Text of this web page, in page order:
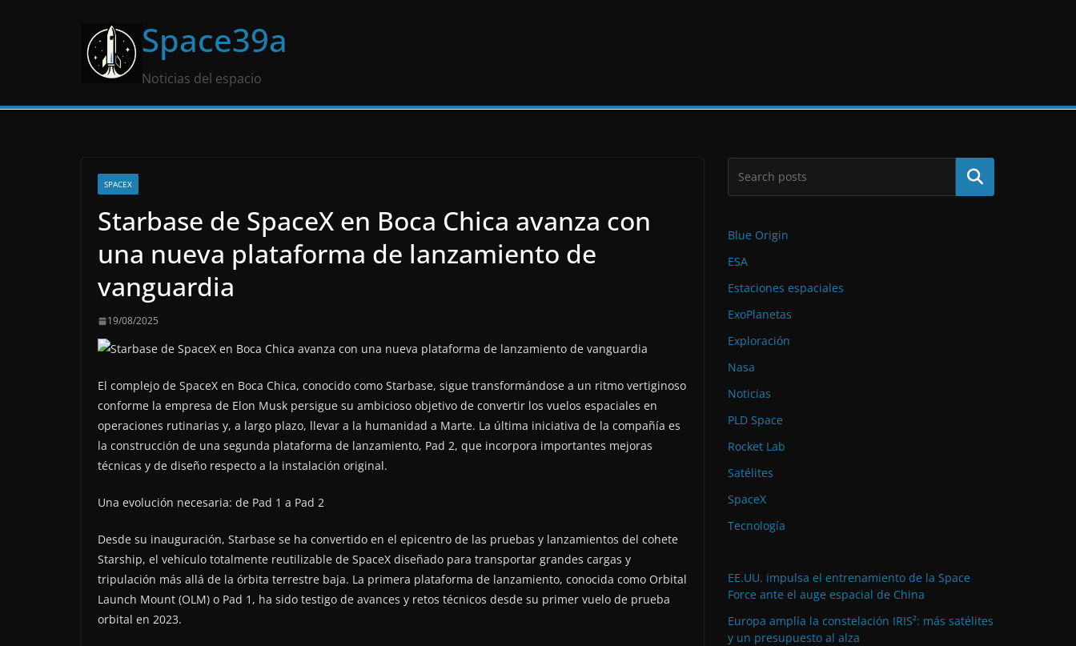
Space39a
Noticias del espacio
SPACEX
Starbase de SpaceX en Boca Chica avanza con
una nueva plataforma de lanzamiento de
vanguardia
19/08/2025
El complejo de SpaceX en Boca Chica, conocido como Starbase, sigue transformándose a un ritmo vertiginoso
conforme la empresa de Elon Musk persigue su ambicioso objetivo de convertir los vuelos espaciales en
operaciones rutinarias y, a largo plazo, llevar a la humanidad a Marte. La última iniciativa de la compañía es
la construcción de una segunda plataforma de lanzamiento, Pad 2, que incorpora importantes mejoras
técnicas y de diseño respecto a la instalación original.
Una evolución necesaria: de Pad 1 a Pad 2
Desde su inauguración, Starbase se ha convertido en el epicentro de las pruebas y lanzamientos del cohete
Starship, el vehículo totalmente reutilizable de SpaceX diseñado para transportar grandes cargas y
tripulación más allá de la órbita terrestre baja. La primera plataforma de lanzamiento, conocida como Orbital
Launch Mount (OLM) o Pad 1, ha sido testigo de avances y retos técnicos desde su primer vuelo de prueba
orbital en 2023.
Buscar
Blue Origin
ESA
Estaciones espaciales
ExoPlanetas
Exploración
Nasa
Noticias
PLD Space
Rocket Lab
Satélites
SpaceX
Tecnología
EE.UU. impulsa el entrenamiento de la Space
Force ante el auge espacial de China
Europa amplía la constelación IRIS²: más satélites
y un presupuesto al alza